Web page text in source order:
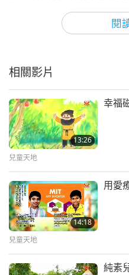
閱
其他食物色素那樣被身
意思是如果我吃太多含
狂野酷炫的旅行。「校外
外太空。唯一全天候開放
都怎麼樣了？」「我們都
她的學生去探索和學習，
不喜歡一個帶著會變形的
一七年，網飛上推出了新
啟程》。我們希望《魔法
題，幫助你更加了解大自
一些對人類有益的東西。
相關影片
13:26
幸福
兒童天地
14:18
用愛
兒童天地
純素